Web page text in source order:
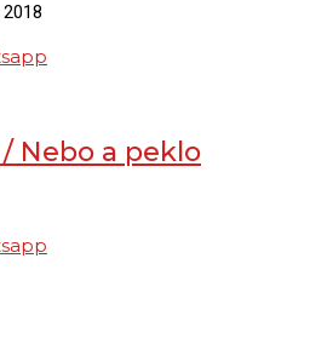
Nebo a peklo